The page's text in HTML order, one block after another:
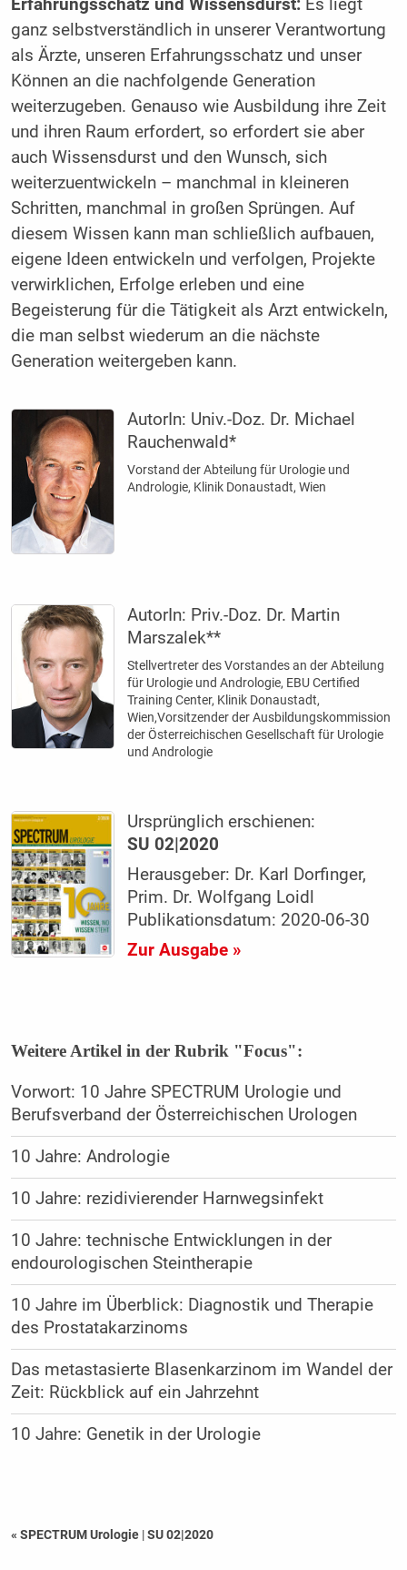
Erfahrungsschatz und Wissensdurst:Es liegt
ganz selbstverständlich in unserer Verantwortung
als Ärzte, unseren Erfahrungsschatz und unser
Können an die nachfolgende Generation
weiterzugeben. Genauso wie Ausbildung ihre Zeit
und ihren Raum erfordert, so erfordert sie aber
auch Wissensdurst und den Wunsch, sich
weiterzuentwickeln – manchmal in kleineren
Schritten, manchmal in großen Sprüngen. Auf
diesem Wissen kann man schließlich aufbauen,
eigene Ideen entwickeln und verfolgen, Projekte
verwirklichen, Erfolge erleben und eine
Begeisterung für die Tätigkeit als Arzt entwickeln,
die man selbst wiederum an die nächste
Generation weitergeben kann.
AutorIn: Univ.-Doz. Dr. Michael
Rauchenwald*
Vorstand der Abteilung für Urologie und
Andrologie, Klinik Donaustadt, Wien
AutorIn: Priv.-Doz. Dr. Martin
Marszalek**
Stellvertreter des Vorstandes an der Abteilung
für Urologie und Andrologie, EBU Certified
Training Center, Klinik Donaustadt,
Wien,Vorsitzender der Ausbildungskommission
der Österreichischen Gesellschaft für Urologie
und Andrologie
Ursprünglich erschienen:
SU 02|2020
Herausgeber: Dr. Karl Dorfinger,
Prim. Dr. Wolfgang Loidl
Publikationsdatum: 2020-06-30
Zur Ausgabe »
Weitere Artikel in der Rubrik "Focus":
Vorwort: 10 Jahre SPECTRUM Urologie und
Berufsverband der Österreichischen Urologen
10 Jahre: Andrologie
10 Jahre: rezidivierender Harnwegsinfekt
10 Jahre: technische Entwicklungen in der
endourologischen Steintherapie
10 Jahre im Überblick: Diagnostik und Therapie
des Prostatakarzinoms
Das metastasierte Blasenkarzinom im Wandel der
Zeit: Rückblick auf ein Jahrzehnt
10 Jahre: Genetik in der Urologie
« SPECTRUM Urologie |SU 02|2020